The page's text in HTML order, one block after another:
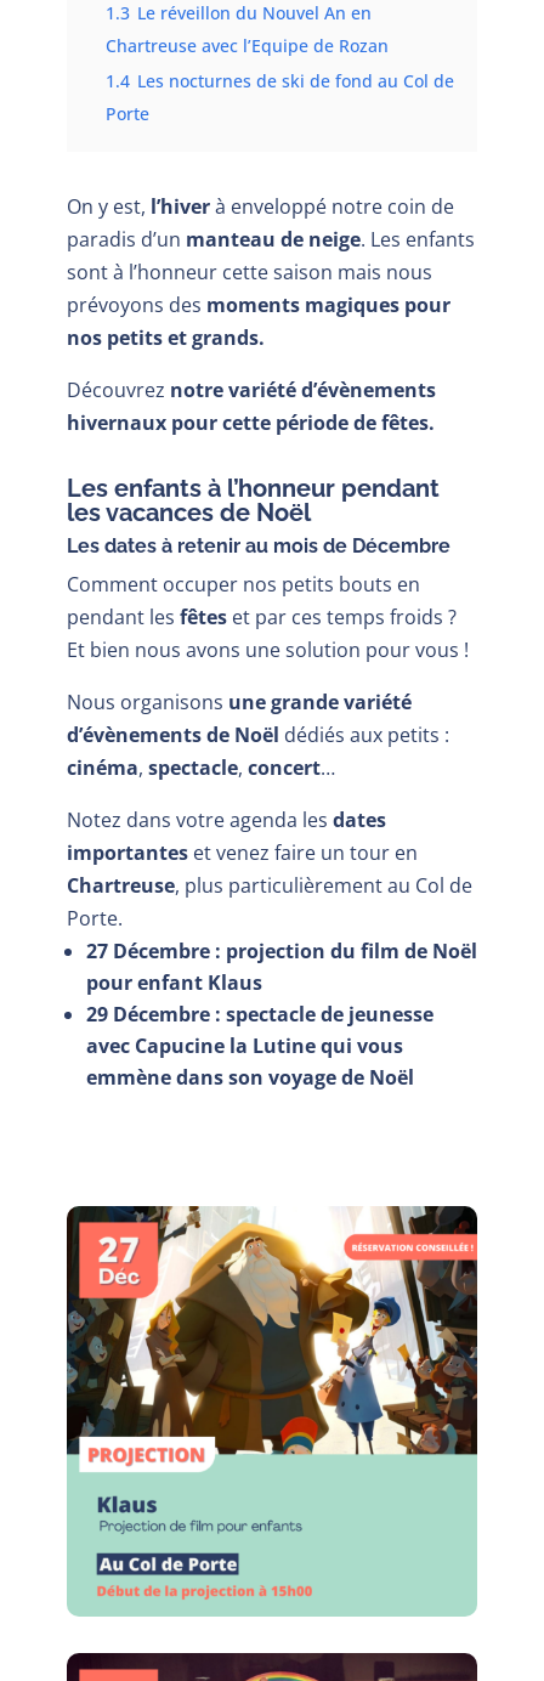
1.3 Le réveillon du Nouvel An en
Chartreuse avec l’Equipe de Rozan
1.4 Les nocturnes de ski de fond au Col de
Porte
On y est, l’hiverà enveloppé notre coin de
paradis d’un manteau de neige. Les enfants
sont à l’honneur cette saison mais nous
prévoyons des moments magiques pour
nos petits et grands.
Découvrez notre variété d’évènements
hivernaux pour cette période de fêtes.
Les enfants à l’honneur pendant
les vacances de Noël
Les dates à retenir au mois de Décembre
Comment occuper nos petits bouts en
pendant les fêteset par ces temps froids ?
Et bien nous avons une solution pour vous !
Nous organisons une grande variété
d’évènementsde Noël dédiés aux petits :
cinéma, spectacle, concert…
Notez dans votre agenda les dates
importanteset venez faire un tour en
Chartreuse, plus particulièrement au Col de
Porte.
27 Décembre : projection du film de Noël
pour enfant Klaus
29 Décembre : spectacle de jeunesse
avec Capucine la Lutine qui vous
emmène dans son voyage de Noël